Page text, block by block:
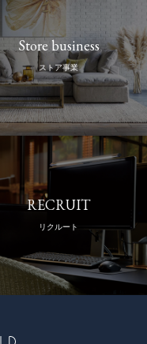
Store business
ストア事業
RECRUIT
リクルート